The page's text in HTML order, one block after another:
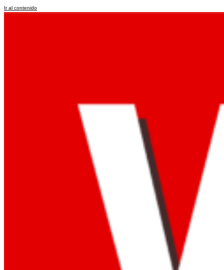
Ir al contenido